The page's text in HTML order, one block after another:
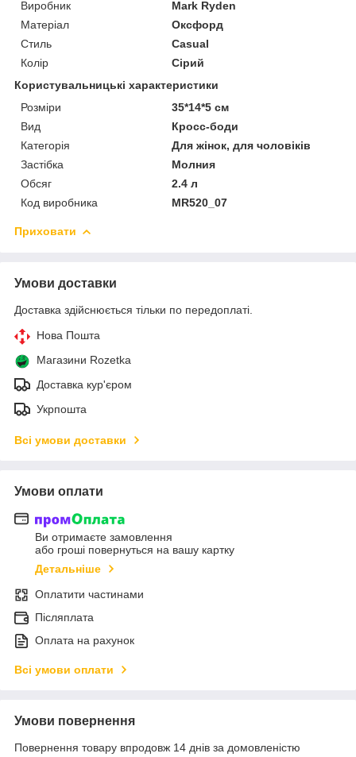
Виробник
Mark Ryden
Матеріал
Оксфорд
Стиль
Casual
Колір
Сірий
Користувальницькі характеристики
Розміри
35*14*5 см
Вид
Кросс-боди
Категорія
Для жінок, для чоловіків
Застібка
Молния
Обсяг
2.4 л
Код виробника
MR520_07
Приховати
Умови доставки
Доставка здійснюється тільки по передоплаті.
Нова Пошта
Магазини Rozetka
Доставка кур'єром
Укрпошта
Всі умови доставки
Умови оплати
Ви отримаєте замовлення
або гроші повернуться на вашу картку
Детальніше
Оплатити частинами
Післяплата
Оплата на рахунок
Всі умови оплати
Умови повернення
Повернення товару впродовж 14 днів за домовленістю